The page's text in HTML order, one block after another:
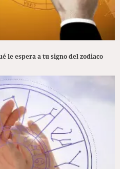
le espera a tu signo del zodiaco